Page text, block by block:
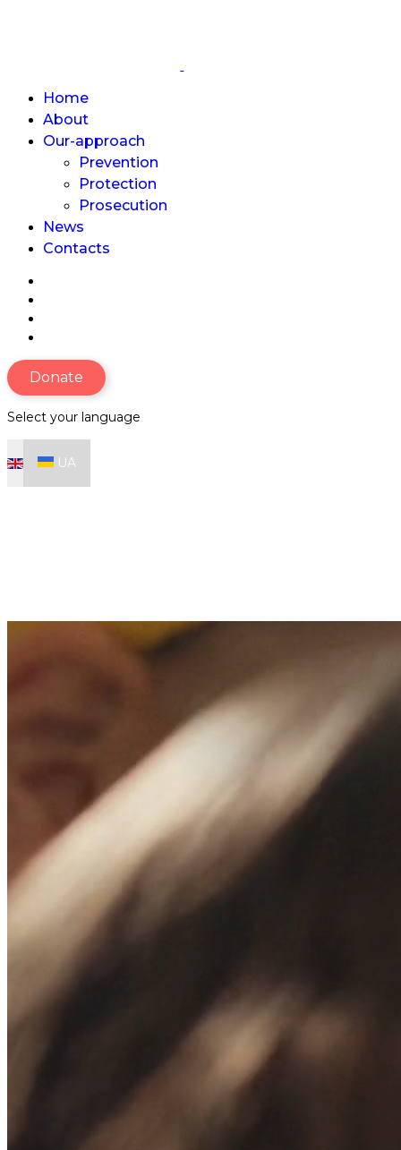
Home
About
Our-approach
Prevention
Protection
Prosecution
News
Contacts
Donate
Select your language
UA